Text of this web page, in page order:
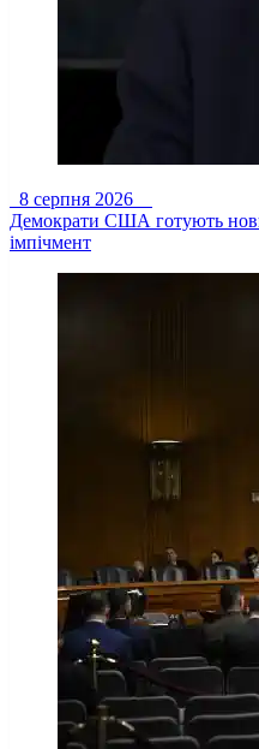
8 серпня 2026
Демократи США готують
імпічмент